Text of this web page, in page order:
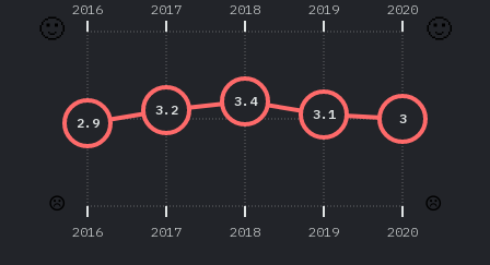
2016 2017 2018 2019 2020
☹️
🙂
2016 2017 2018 2019 2020
☹️
🙂
3
3.1
3.4
3.2
2.9